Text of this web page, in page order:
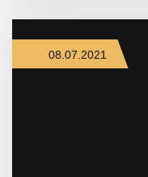
08.07.2021